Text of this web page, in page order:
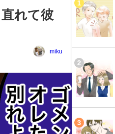
れて彼
miku